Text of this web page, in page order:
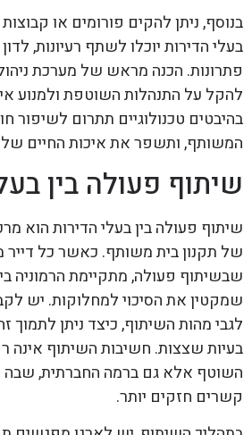
בנוסף, ניתן להקים פורומים או
בעלי הדירות יוכלו לשתף רעיונות,
פתרונות. הכנה מראש של מערכת ניהול
להקל על התנהלות השוטפת ולמנוע
בהיבטים טכנולוגיים תתרום לשיפור
המשותף, ותשפר את איכות החיים של
שיתוף פעולה בין
שיתוף פעולה בין בעלי הדירות הוא
של תקנון בית משותף. כאשר כל דייר
שבשיתוף פעולה, מתקיימת הרמוניה
שמקטין את הסיכוי למחלוקות. יש
לגבי מהות השיתוף, כיצד ניתן לתמוך
בעיות שצצות. חשיבות השיתוף אינה
השוטף אלא גם ברמה החברתית, שבה
קשרים חזקים יותר.